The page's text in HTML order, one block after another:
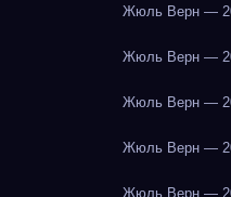
Жюль Верн —
Жюль Верн —
Жюль Верн —
Жюль Верн —
Жюль Верн —